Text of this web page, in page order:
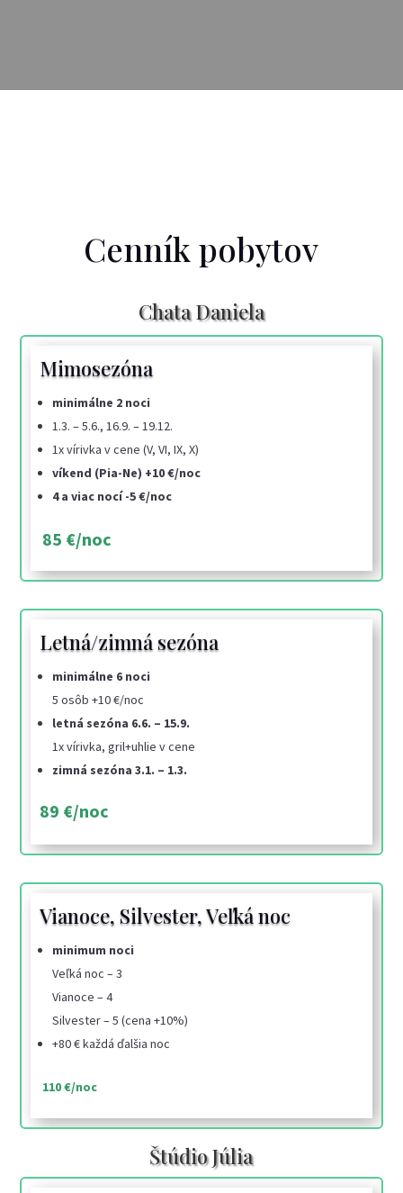
Cenník pobytov
Chata Daniela
Mimosezóna
minimálne 2 noci
1.3. – 5.6., 16.9. – 19.12.
1x vírivka v cene (V, VI, IX, X)
víkend (Pia-Ne) +10 €/noc
4 a viac nocí -5 €/noc
85 €/noc
Letná/zimná sezóna
minimálne 6 noci
5 osôb +10 €/noc
letná sezóna 6.6. – 15.9.
1x vírivka, gril+uhlie v cene
zimná sezóna 3.1. – 1.3.
89 €/noc
Vianoce, Silvester, Veľká noc
minimum noci
Veľká noc – 3
Vianoce – 4
Silvester – 5 (cena +10%)
+80 € každá ďalšia noc
110 €/noc
Štúdio Júlia